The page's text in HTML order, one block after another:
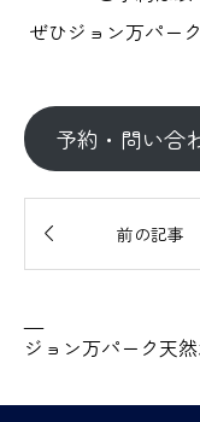
ぜひジョン万パー
予約・問い合
 前の記事
—
ジョン万パーク天